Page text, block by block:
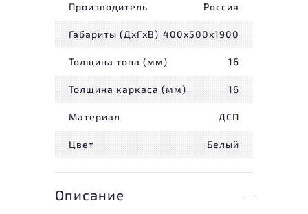
Производитель Россия
Габариты (ДxГxВ) 400x500x1900
Толщина топа (мм) 16
Толщина каркаса (мм) 16
Материал ДСП
Цвет Белый
Описание